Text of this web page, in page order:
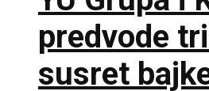
predvode
susret